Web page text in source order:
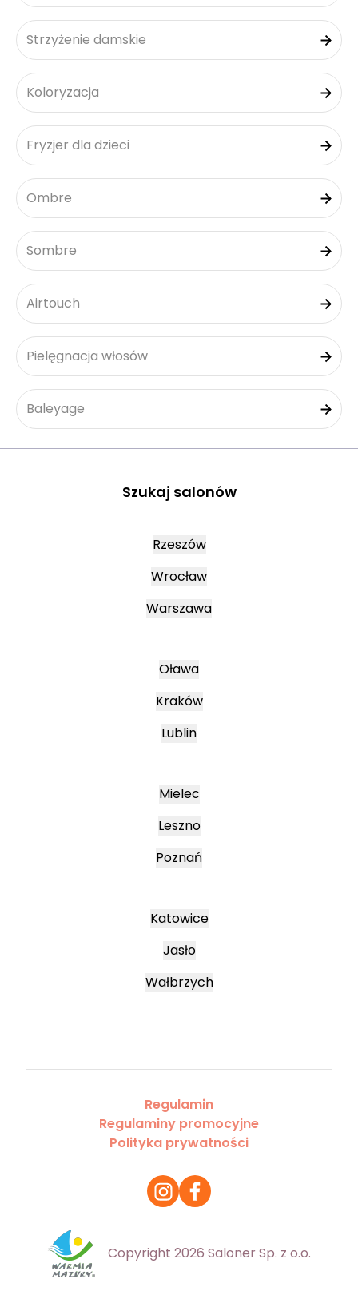
Strzyżenie damskie
Koloryzacja
Fryzjer dla dzieci
Ombre
Sombre
Airtouch
Pielęgnacja włosów
Baleyage
Szukaj salonów
Rzeszów
Wrocław
Warszawa
Oława
Kraków
Lublin
Mielec
Leszno
Poznań
Katowice
Jasło
Wałbrzych
Regulamin
Regulaminy promocyjne
Polityka prywatności
Copyright 2026 Saloner Sp. z o.o.